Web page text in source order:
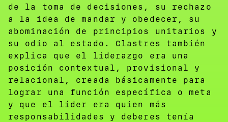
de la toma de decisiones, su rechazo
a la idea de mandar y obedecer, su
abominación de principios unitarios y
su odio al estado. Clastres también
explica que el liderazgo era una
posición contextual, provisional y
relacional, creada básicamente para
lograr una función específica o meta
y que el líder era quien más
responsabilidades y deberes tenía